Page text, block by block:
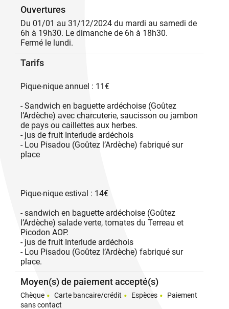
Vous pourrez découvrir chez nous des produits
pleins de saveurs : macarons, pain bio, confiseries,
douceurs (crêpes, glaces) ou encore différentes
variétés de pain. Régalez-vous avec nos salades,
nos quiches ou nos pizzas. Nous disposons de
produits sans sel. Jetez un œil à nos chocolats de
et nos pièces montées. Service de pâtisseries sur
commande.
Ouvertures
Du 01/01 au 31/12/2024 du mardi au samedi de
6h à 19h30. Le dimanche de 6h à 18h30.
Fermé le lundi.
Tarifs
Pique-nique annuel : 11€
- Sandwich en baguette ardéchoise (Goûtez
l’Ardèche) avec charcuterie, saucisson ou jambon
de pays ou caillettes aux herbes.
- jus de fruit Interlude ardéchois
- Lou Pisadou (Goûtez l’Ardèche) fabriqué sur
place
Pique-nique estival : 14€
- sandwich en baguette ardéchoise (Goûtez
l’Ardèche) salade verte, tomates du Terreau et
Picodon AOP.
- jus de fruit Interlude ardéchois
- Lou Pisadou (Goûtez l’Ardèche) fabriqué sur
place.
Moyen(s) de paiement accepté(s)
Chèque Carte bancaire/crédit Espèces
Paiement
sans contact